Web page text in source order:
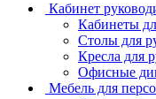
Кабинет
Кабинеты
Столы для
Кресла для
Офисные
Мебель для